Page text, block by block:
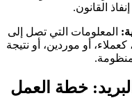
القانون.
المعلومات التي تصل إلى
أو موردين، أو نتيجة
خطة العمل